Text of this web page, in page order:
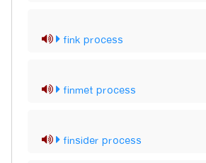
fink process
finmet process
finsider process